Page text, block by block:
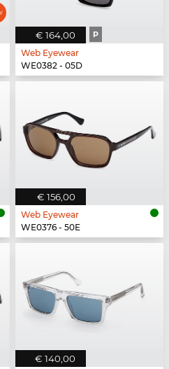
€ 164,00 P
Web Eyewear
WE0382 - 05D
€ 156,00
Web Eyewear
WE0376 - 50E
€ 140,00